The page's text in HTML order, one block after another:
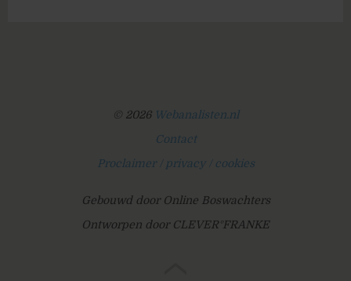
© 2026 Webanalisten.nl
Contact
Proclaimer / privacy / cookies
Gebouwd door Online Boswachters
Ontworpen door CLEVER°FRANKE